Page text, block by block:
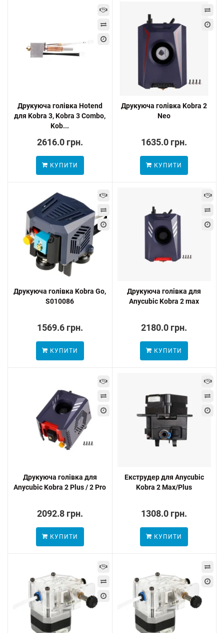
Друкуюча голівка Hotend
для Kobra 3, Kobra 3 Combo,
Kob...
2616.0 грн.
КУПИТИ
Друкуюча голівка Kobra 2
Neo
1635.0 грн.
КУПИТИ
Друкуюча голівка Kobra Go,
S010086
1569.6 грн.
КУПИТИ
Друкуюча голівка для
Anycubic Kobra 2 max
2180.0 грн.
КУПИТИ
Друкуюча голівка для
Anycubic Kobra 2 Plus / 2 Pro
2092.8 грн.
КУПИТИ
Екструдер для Anycubic
Kobra 2 Max/Plus
1308.0 грн.
КУПИТИ